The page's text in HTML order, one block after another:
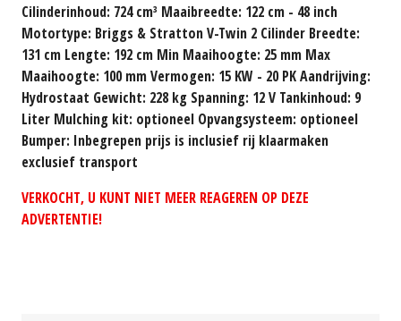
Cilinderinhoud: 724 cm³ Maaibreedte: 122 cm - 48 inch
Motortype: Briggs & Stratton V-Twin 2 Cilinder Breedte:
131 cm Lengte: 192 cm Min Maaihoogte: 25 mm Max
Maaihoogte: 100 mm Vermogen: 15 KW - 20 PK Aandrijving:
Hydrostaat Gewicht: 228 kg Spanning: 12 V Tankinhoud: 9
Liter Mulching kit: optioneel Opvangsysteem: optioneel
Bumper: Inbegrepen prijs is inclusief rij klaarmaken
exclusief transport
VERKOCHT, U KUNT NIET MEER REAGEREN OP DEZE
ADVERTENTIE!